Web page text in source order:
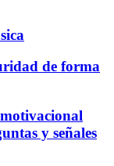
de forma
y señales